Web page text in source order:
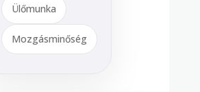
Ülőmunka
Mozgásminőség